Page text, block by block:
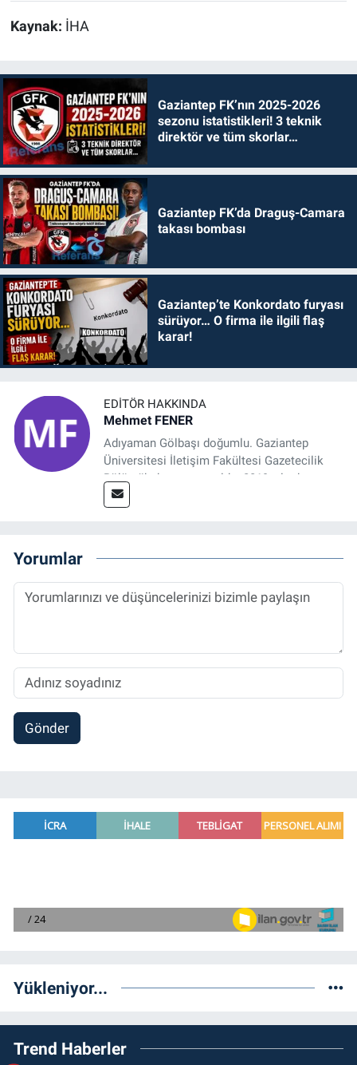
Kaynak: İHA
Gaziantep FK’nın 2025-2026
sezonu istatistikleri! 3 teknik
direktör ve tüm skorlar…
Gaziantep FK’da Draguş-Camara
takası bombası
Gaziantep’te Konkordato furyası
sürüyor… O firma ile ilgili flaş
karar!
EDITÖR HAKKINDA
Mehmet FENER
Adıyaman Gölbaşı doğumlu. Gaziantep
Üniversitesi İletişim Fakültesi Gazetecilik
Bölümü’nden mezun oldu. 2019 yılında
başladığı gazetecilik mesleğinde, muhabir,
Sorumlu Haber Editörü' olarak devam
etmektedir.
Yorumlar
Gönder
Yükleniyor...
Trend Haberler